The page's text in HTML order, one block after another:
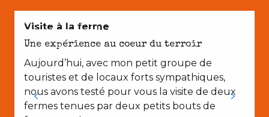
AVEC LES ENFANTS
Visite à la ferme
Une expérience au coeur du terroir
Aujourd’hui, avec mon petit groupe de
touristes et de locaux forts sympathiques,
nous avons testé pour vous la visite de deux
fermes tenues par deux petits bouts de